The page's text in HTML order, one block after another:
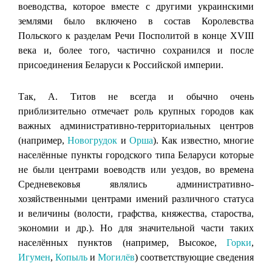
воеводства, которое вместе с другими украинскими
землями было включено в состав Королевства
Польского к разделам Речи Посполитой в конце ХVIII
века и, более того, частично сохранился и после
присоединения Беларуси к Российской империи.
Так, А. Титов не всегда и обычно очень
приблизительно отмечает роль крупных городов как
важных административно-территориальных центров
(например,Новогрудок иОрша). Как известно, многие
населённые пункты городского типа Беларуси которые
не были центрами воеводств или уездов, во времена
Средневековья являлись административно-
хозяйственными центрами имений различного статуса
и величины (волости, графства, княжества, староства,
экономии и др.). Но для значительной части таких
населённых пунктов (например, Высокое, Горки,
Игумен, Копыль и Могилёв) соответствующие сведения